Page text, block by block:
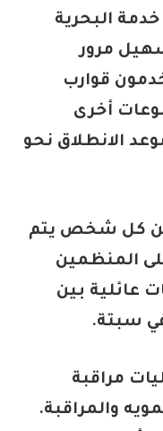
البحرية
مرور
قوارب
أخرى
الانطلاق نحو
عن كل شخص يتم
المنظمين
عائلية بين
سبتة.
مراقبة
والمراقبة.